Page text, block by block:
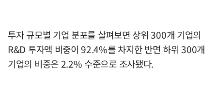
투자 규모별 기업 분포를 살펴보면 상위 300개 기업의
R&D 투자액 비중이 92.4%를 차지한 반면 하위 300개
기업의 비중은 2.2% 수준으로 조사됐다.